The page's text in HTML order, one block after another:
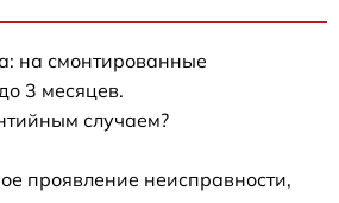
на смонтированные
3 месяцев.
случаем?
проявление неисправности,